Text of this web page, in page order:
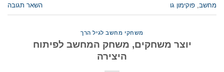
מחשב, פוקימון גו השאר תגובה
משחקי מחשב לגיל הרך
יוצר משחקים, משחק המחשב לפיתוח
היצירה